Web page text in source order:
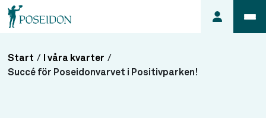
Anmäl ett
Start / I våra kvarter /
Succé för Poseidonvarvet i Positivparken!